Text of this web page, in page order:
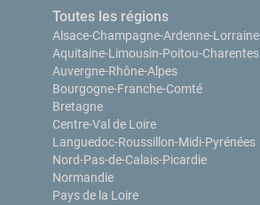
Toutes les régions
Alsace-Champagne-Ardenne-Lorraine
Aquitaine-Limousin-Poitou-Charentes
Auvergne-Rhône-Alpes
Bourgogne-Franche-Comté
Bretagne
Centre-Val de Loire
Languedoc-Roussillon-Midi-Pyrénées
Nord-Pas-de-Calais-Picardie
Normandie
Pays de la Loire